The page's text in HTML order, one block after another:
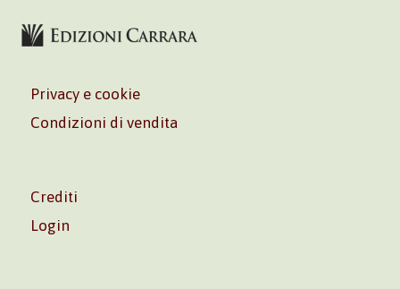
Privacy e cookie
Condizioni di vendita
Crediti
Login